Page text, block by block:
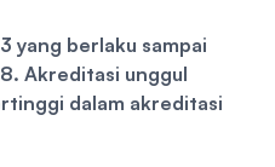
yang berlaku sampai
Akreditasi unggul
dalam akreditasi